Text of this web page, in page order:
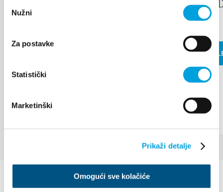
pristanka
Nužni
Za postavke
Statistički
Marketinški
Prikaži detalje
Omogući sve kolačiće
WEITERLESEN
FAIR